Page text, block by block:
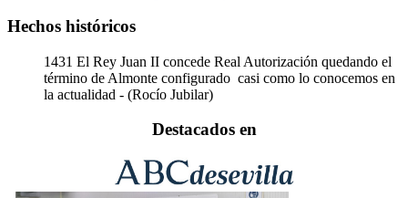
Hechos históricos
1431 El Rey Juan II concede Real Autorización quedando el
término de Almonte configurado casi como lo conocemos en
la actualidad - (Rocío Jubilar)
Destacados en